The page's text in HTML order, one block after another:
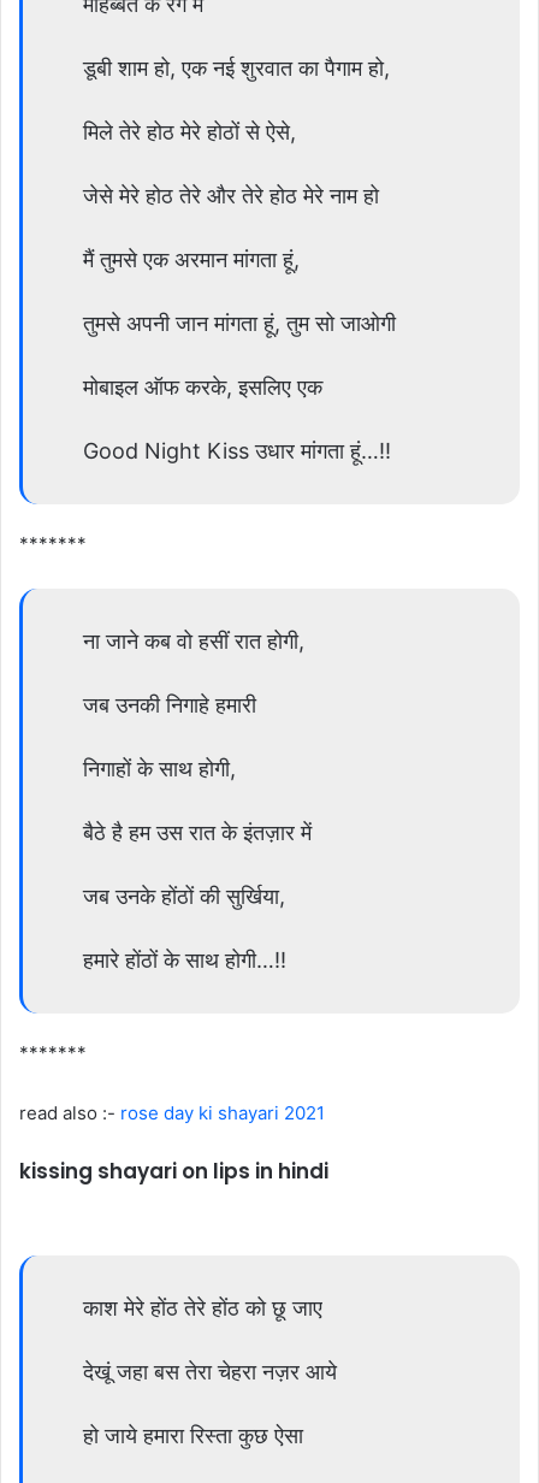
डूबी शाम हो, एक नई शुरवात का पैगाम हो,
मिले तेरे होठ मेरे होठों से ऐसे,
जेसे मेरे होठ तेरे और तेरे होठ मेरे नाम हो
मैं तुमसे एक अरमान मांगता हूं,
तुमसे अपनी जान मांगता हूं, तुम सो जाओगी
मोबाइल ऑफ करके, इसलिए एक
Good Night Kiss उधार मांगता हूं…!!
*******
ना जाने कब वो हसीं रात होगी,
जब उनकी निगाहे हमारी
निगाहों के साथ होगी,
बैठे है हम उस रात के इंतज़ार में
जब उनके होंठों की सुर्खिया,
हमारे होंठों के साथ होगी…!!
*******
read also :- rose day ki shayari 2021
kissing shayari on lips in hindi
काश मेरे होंठ तेरे होंठ को छू जाए
देखूं जहा बस तेरा चेहरा नज़र आये
हो जाये हमारा रिस्ता कुछ ऐसा